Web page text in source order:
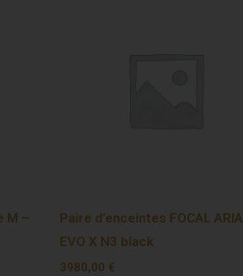
M –
Paire d’enceintes FOCAL ARIA
EVO X N3 black
3980,00 €